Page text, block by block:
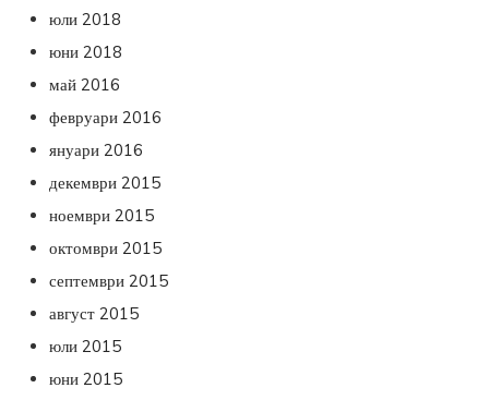
юли 2018
юни 2018
май 2016
февруари 2016
януари 2016
декември 2015
ноември 2015
октомври 2015
септември 2015
август 2015
юли 2015
юни 2015